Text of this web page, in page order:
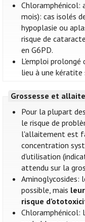
Chloramphénicol:
mois): cas isolés
hypoplasie ou
risque de
en G6PD.
L'emploi prolongé
lieu à une kératite
Grossesse et
Pour la plupart
le risque de
l'allaitement est
concentration
d'utilisation
attendu sur la
Aminoglycosides:
possible, mais
risque
Chloramphénicol: